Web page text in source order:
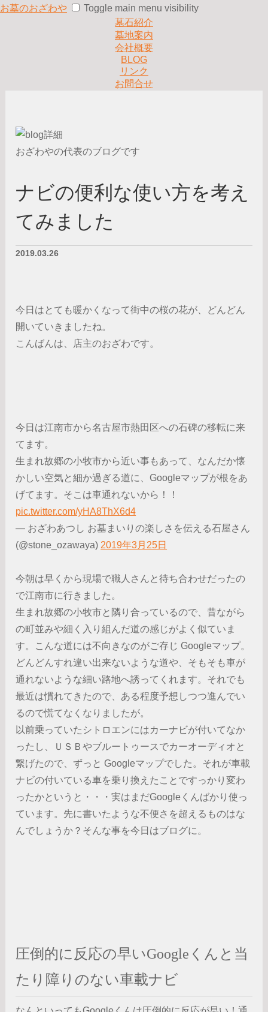
お墓のおざわや
Toggle main menu visibility
墓石紹介
墓地案内
会社概要
BLOG
リンク
お問合せ
おざわやの代表のブログです
ナビの便利な使い方を考え
てみました
2019.03.26
今日はとても暖かくなって街中の桜の花が、どんどん
開いていきましたね。
こんばんは、店主のおざわです。
今日は江南市から名古屋市熱田区への石碑の移転に来
てます。
生まれ故郷の小牧市から近い事もあって、なんだか懐
かしい空気と細か過ぎる道に、Googleマップが根をあ
げてます。そこは車通れないから！！
pic.twitter.com/yHA8ThX6d4
— おざわあつし お墓まいりの楽しさを伝える石屋さん
(@stone_ozawaya) 2019年3月25日
今朝は早くから現場で職人さんと待ち合わせだったの
で江南市に行きました。
生まれ故郷の小牧市と隣り合っているので、昔ながら
の町並みや細く入り組んだ道の感じがよく似ていま
す。こんな道には不向きなのがご存じ Googleマップ。
どんどんすれ違い出来ないような道や、そもそも車が
通れないような細い路地へ誘ってくれます。それでも
最近は慣れてきたので、ある程度予想しつつ進んでい
るので慌てなくなりましたが。
以前乗っていたシトロエンにはカーナビが付いてなか
ったし、ＵＳＢやブルートゥースでカーオーディオと
繋げたので、ずっと Googleマップでした。それが車載
ナビの付いている車を乗り換えたことですっかり変わ
ったかというと・・・実はまだGoogleくんばかり使っ
ています。先に書いたような不便さを超えるものはな
んでしょうか？そんな事を今日はブログに。
圧倒的に反応の早いGoogleくんと当
たり障りのない車載ナビ